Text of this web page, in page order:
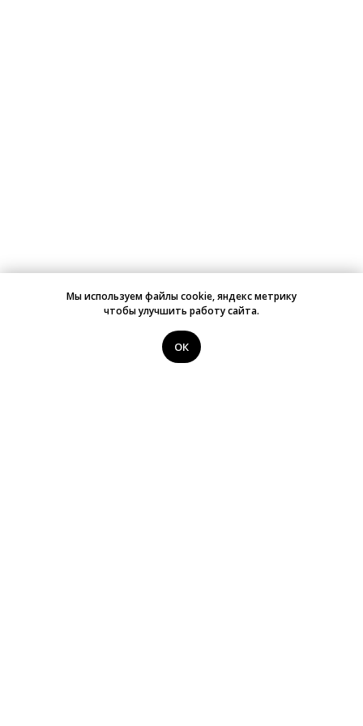
Мы используем файлы cookie, яндекс метрику
чтобы улучшить работу сайта.
ОК